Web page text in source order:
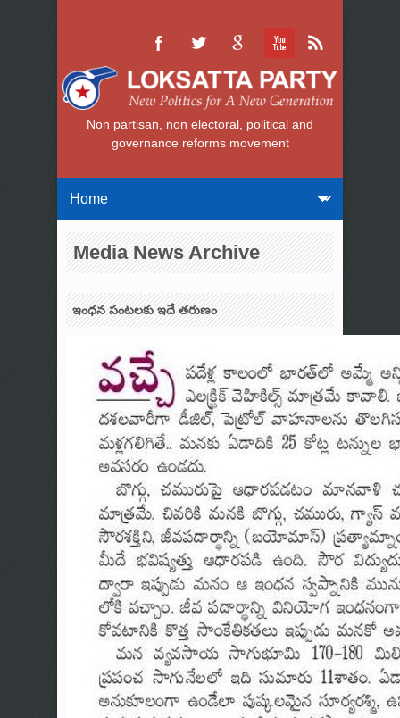
Non partisan, non electoral, political and
governance reforms movement
Media News Archive
ఇంధన పంటలకు ఇదే తరుణం